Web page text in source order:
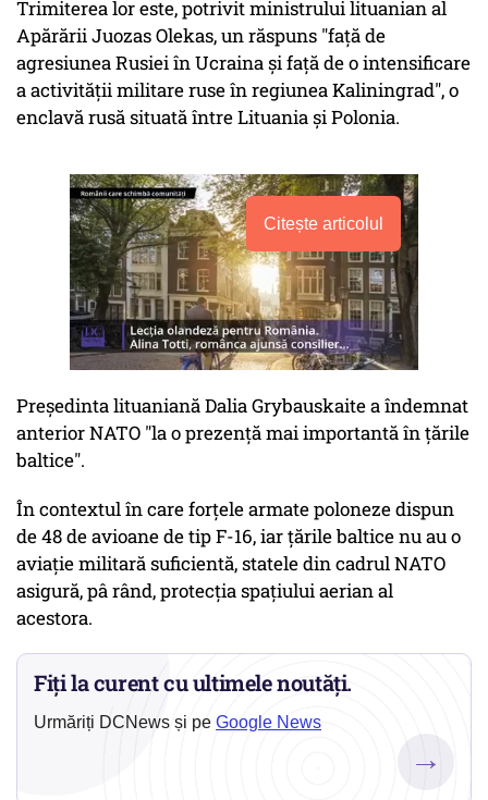
Trimiterea lor este, potrivit ministrului lituanian al
Apărării Juozas Olekas, un răspuns "faţă de
agresiunea Rusiei în Ucraina şi faţă de o intensificare
a activităţii militare ruse în regiunea Kaliningrad", o
enclavă rusă situată între Lituania şi Polonia.
Citește articolul
Preşedinta lituaniană Dalia Grybauskaite a îndemnat
anterior NATO "la o prezenţă mai importantă în ţările
baltice".
În contextul în care forţele armate poloneze dispun
de 48 de avioane de tip F-16, iar ţările baltice nu au o
aviaţie militară suficientă, statele din cadrul NATO
asigură, pâ rând, protecţia spaţiului aerian al
acestora.
Fiți la curent cu ultimele noutăți.
Urmăriți DCNews și pe Google News
→